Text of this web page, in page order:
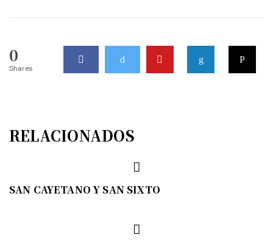
0
Shares
RELACIONADOS
SAN CAYETANO Y SAN SIXTO